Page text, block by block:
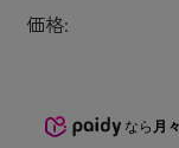
価格:
なら 月